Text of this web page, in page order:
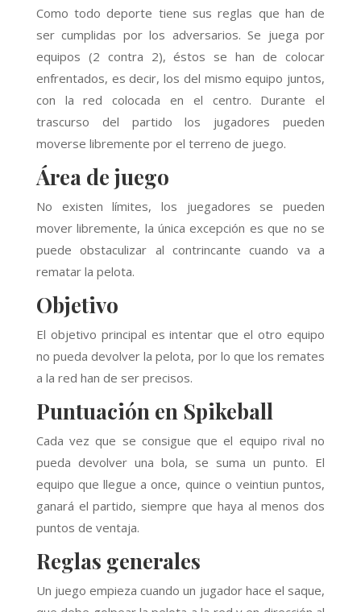
Como todo deporte tiene sus reglas que han de
ser cumplidas por los adversarios. Se juega por
equipos (2 contra 2), éstos se han de colocar
enfrentados, es decir, los del mismo equipo juntos,
con la red colocada en el centro. Durante el
trascurso del partido los jugadores pueden
moverse libremente por el terreno de juego.
Área de juego
No existen límites, los juegadores se pueden
mover libremente, la única excepción es que no se
puede obstaculizar al contrincante cuando va a
rematar la pelota.
Objetivo
El objetivo principal es intentar que el otro equipo
no pueda devolver la pelota, por lo que los remates
a la red han de ser precisos.
Puntuación en Spikeball
Cada vez que se consigue que el equipo rival no
pueda devolver una bola, se suma un punto. El
equipo que llegue a once, quince o veintiun puntos,
ganará el partido, siempre que haya al menos dos
puntos de ventaja.
Reglas generales
Un juego empieza cuando un jugador hace el saque,